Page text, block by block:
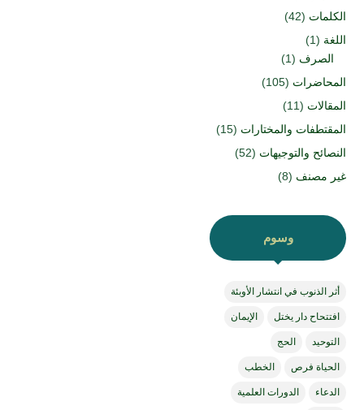
الكلمات (42)
اللغة (1)
الصرف (1)
المحاضرات (105)
المقالات (11)
المقتطفات والمختارات (15)
النصائح والتوجيهات (52)
غير مصنف (8)
وسوم
أثر الذنوب في انتشار الأوبئة
افتتحاح دار يختل الإيمان
التوحيد الحج
الحياة فرص الخطب
الدعاء الدورات العلمية